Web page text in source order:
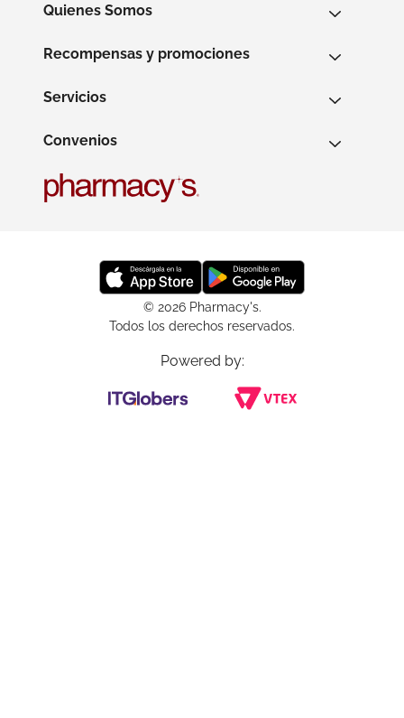
Quienes Somos
Recompensas y promociones
Servicios
Convenios
© 2026 Pharmacy's.
Todos los derechos reservados.
Powered by: